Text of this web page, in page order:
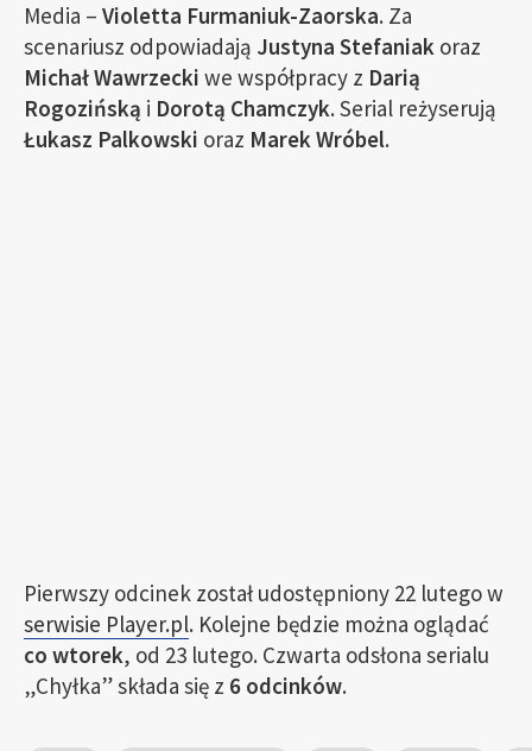
Media – Violetta Furmaniuk-Zaorska. Za
scenariusz odpowiadają Justyna Stefaniak oraz
Michał Wawrzecki we współpracy z Darią
Rogozińską i Dorotą Chamczyk. Serial reżyserują
Łukasz Palkowski oraz Marek Wróbel.
Pierwszy odcinek został udostępniony 22 lutego w
serwisie Player.pl. Kolejne będzie można oglądać
co wtorek, od 23 lutego. Czwarta odsłona serialu
„Chyłka” składa się z 6 odcinków.